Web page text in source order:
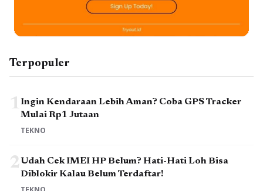
Terpopuler
1Ingin Kendaraan Lebih Aman? Coba GPS Tracker
Mulai Rp1 Jutaan
TEKNO
2Udah Cek IMEI HP Belum? Hati-Hati Loh Bisa
Diblokir Kalau Belum Terdaftar!